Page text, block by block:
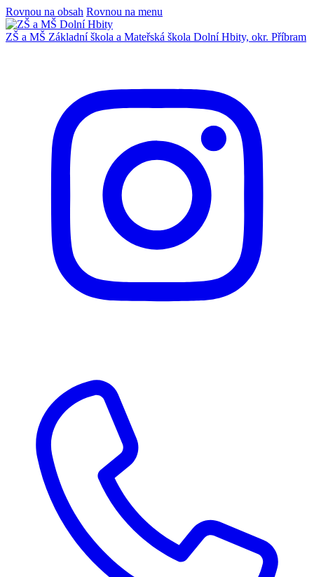
Rovnou na obsah Rovnou na menu
ZŠ a MŠ Základní škola a Mateřská škola Dolní Hbity, okr. Příbram